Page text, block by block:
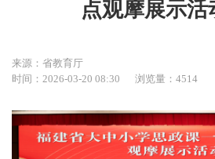
点观摩展示活
来源：省教育厅
时间：2026-03-20 08:30
浏览量：4514